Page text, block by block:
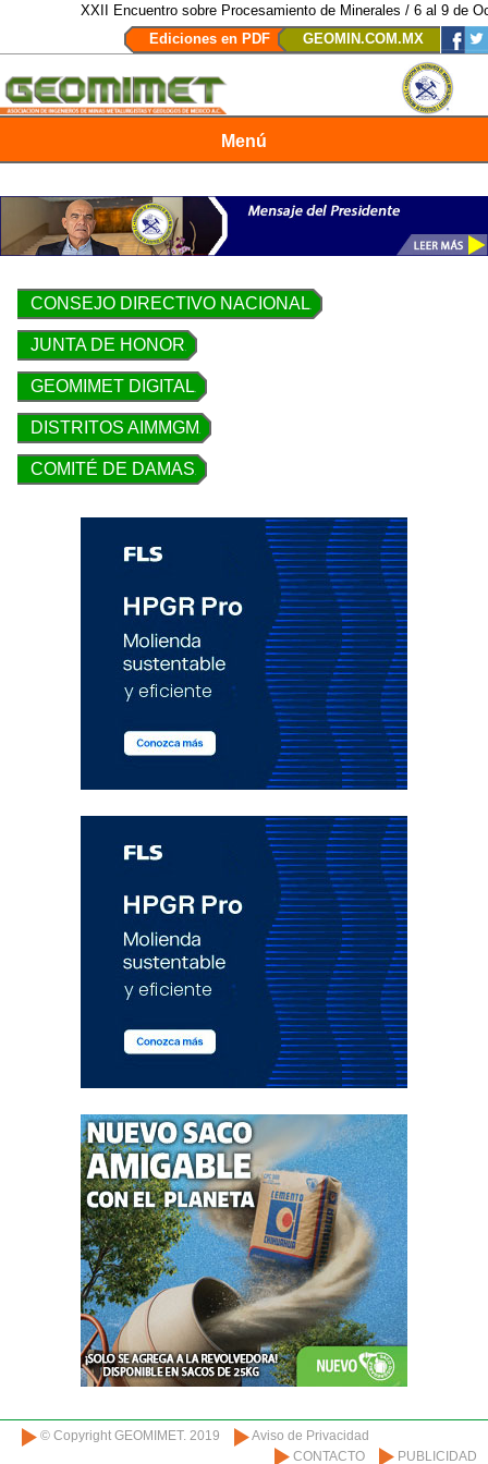
XXII Encuentro sobre Procesamiento de Minerales / 6 al 9 de
Ediciones en PDF
GEOMIN.COM.MX
Menú
CONSEJO DIRECTIVO NACIONAL
JUNTA DE HONOR
GEOMIMET DIGITAL
DISTRITOS AIMMGM
COMITÉ DE DAMAS
© Copyright GEOMIMET. 2019
Aviso de Privacidad
CONTACTO
PUBLICIDAD